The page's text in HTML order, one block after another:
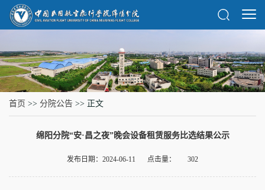
首页 >> 分院公告 >> 正文
绵阳分院“安·昌之夜”晚会设备租赁服务比选结果公示
发布日期：2024-06-11 点击量： 302